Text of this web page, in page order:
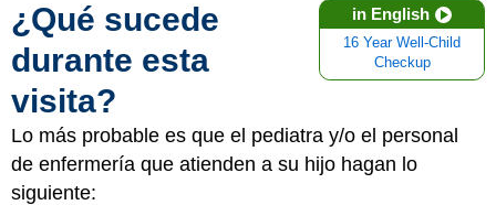
in English
16 Year Well-Child
Checkup
¿Qué sucede
durante esta
visita?
Lo más probable es que el pediatra y/o el personal
de enfermería que atienden a su hijo hagan lo
siguiente: